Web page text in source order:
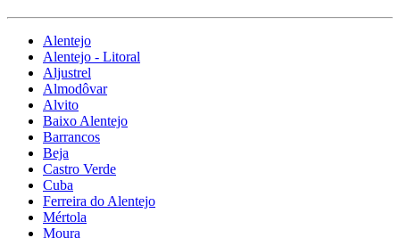
Alentejo
Alentejo - Litoral
Aljustrel
Almodôvar
Alvito
Baixo Alentejo
Barrancos
Beja
Castro Verde
Cuba
Ferreira do Alentejo
Mértola
Moura